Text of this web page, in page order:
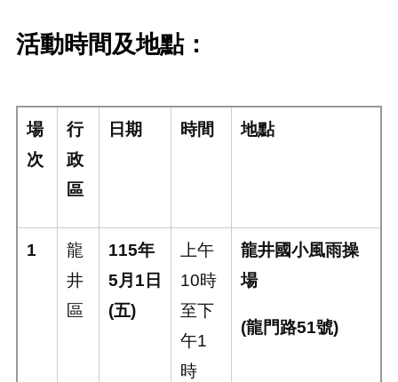
活動時間及地點：
場
次
行
政
區
日期 時間 地點
1
龍
井
區
115年
5月 1 日
(五)
上午
10時
至下
午1
時
龍井國小風雨操
場
(龍門路51號)